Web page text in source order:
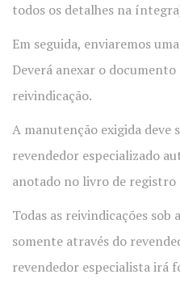
todos os detalhes na
Em seguida, enviaremos
Deverá anexar o
reivindicação.
A manutenção exigida deve
revendedor especializado
anotado no livro de registro
Todas as reivindicações sob
somente através do
revendedor especialista irá